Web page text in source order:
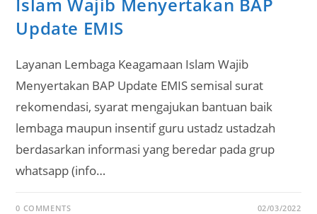
Update EMIS
Layanan Lembaga Keagamaan Islam Wajib
Menyertakan BAP Update EMIS semisal surat
rekomendasi, syarat mengajukan bantuan baik
lembaga maupun insentif guru ustadz ustadzah
berdasarkan informasi yang beredar pada grup
whatsapp (info…
0 COMMENTS 02/03/2022